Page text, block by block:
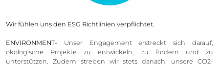
Wir fühlen uns den ESG Richtlinien verpflichtet.
ENVIRONMENT- Unser Engagement erstreckt sich darauf,
ökologische Projekte zu entwickeln, zu fördern und zu
unterstützen. Zudem streben wir stets danach, unsere CO2-